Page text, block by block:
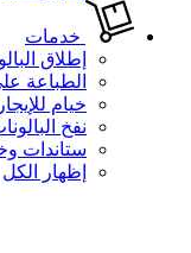
خدمات
إطلاق
الطباعة
خيام للإيجار
نفخ
ستاندات
إظهار الكل